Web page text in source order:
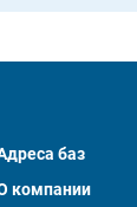
баз
компании